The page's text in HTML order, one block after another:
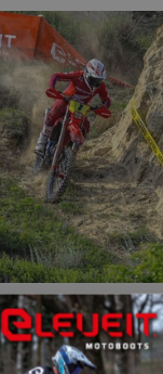
Campeonato Mundial
que para la